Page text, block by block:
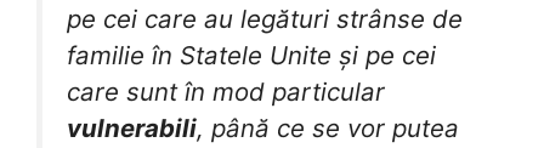
pe cei care au legături strânse de
familie în Statele Unite și pe cei
care sunt în mod particular
vulnerabili, până ce se vor putea